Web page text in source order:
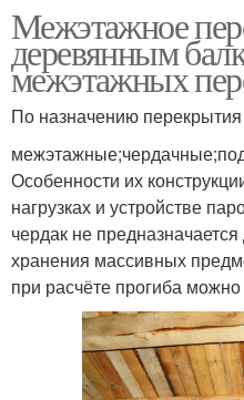
Межэтажное
деревянным
межэтажных
По назначению перекрытия
Особенности их
нагрузках и устройстве
чердак не
хранения массивных
при расчёте прогиба